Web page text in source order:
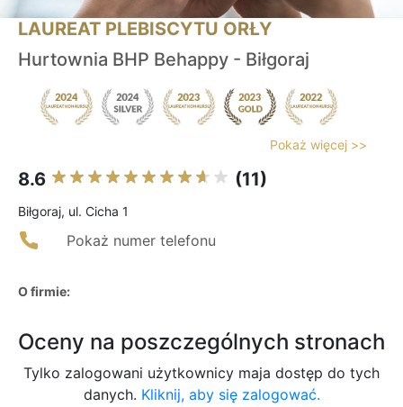
LAUREAT PLEBISCYTU ORŁY
Hurtownia BHP Behappy - Biłgoraj
Pokaż więcej >>
8.6 (11)
Biłgoraj, ul. Cicha 1
Pokaż numer telefonu
O firmie:
Oceny na poszczególnych stronach
Tylko zalogowani użytkownicy maja dostęp do tych
danych. Kliknij, aby się zalogować.